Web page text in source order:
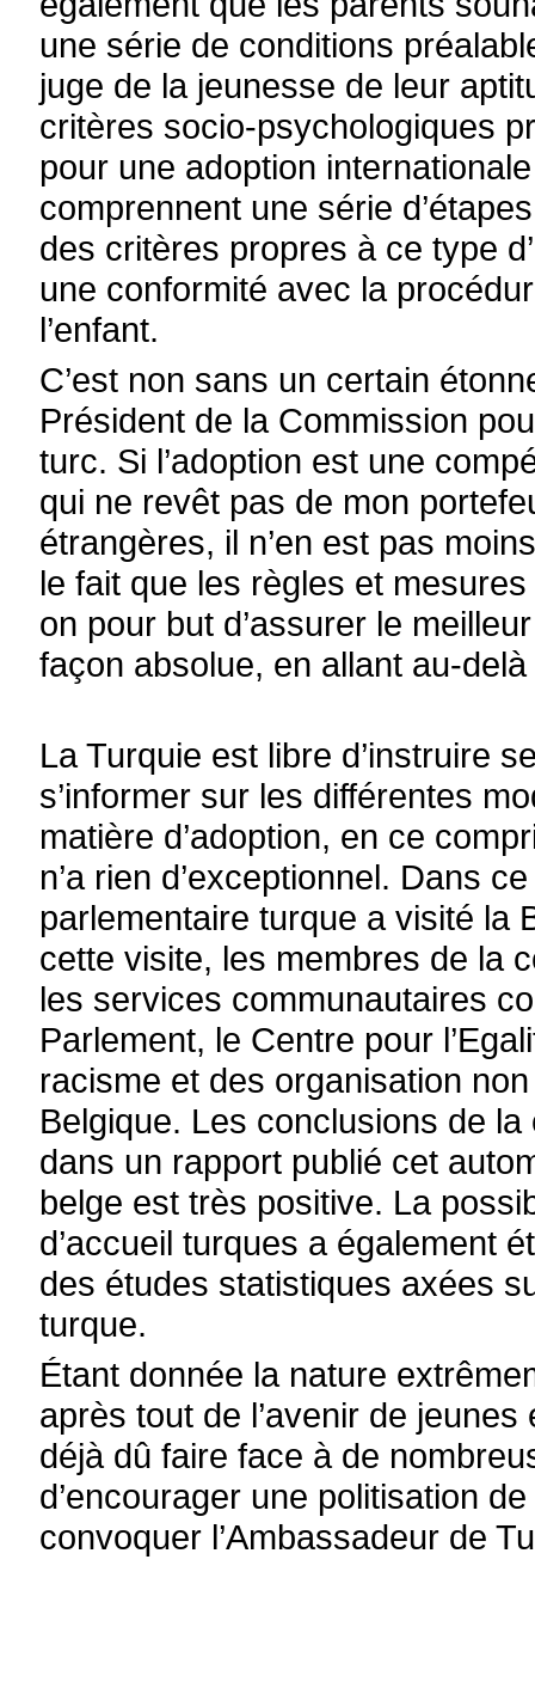
une série de conditions
juge de la jeunesse de leur
critères socio-psychologiques
pour une adoption
comprennent une série
des critères propres à ce type
une conformité avec la
l’enfant.
C’est non sans un certain
Président de la Commission
turc. Si l’adoption est une
qui ne revêt pas de mon
étrangères, il n’en est pas
le fait que les règles et
on pour but d’assurer le
façon absolue, en allant au-
La Turquie est libre d’instruire
s’informer sur les différentes
matière d’adoption, en ce
n’a rien d’exceptionnel. Dans
parlementaire turque a visité la
cette visite, les membres de la
les services communautaires
Parlement, le Centre pour
racisme et des organisation
Belgique. Les conclusions de
dans un rapport publié cet
belge est très positive. La
d’accueil turques a également
des études statistiques axées
turque.
Étant donnée la nature
après tout de l’avenir de
déjà dû faire face à de
d’encourager une politisation
convoquer l’Ambassadeur de